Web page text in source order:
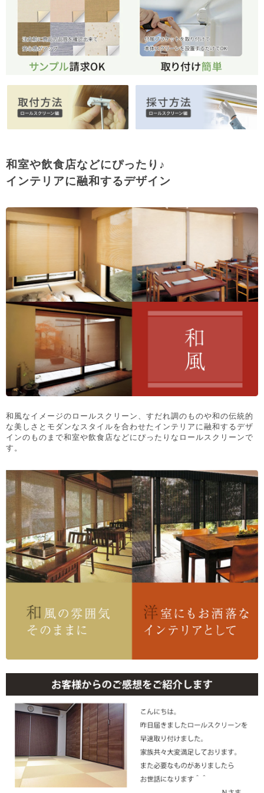
和室や飲食店などにぴったり♪
インテリアに融和するデザイン
和風なイメージのロールスクリーン、すだれ調のものや和の伝統的
な美しさとモダンなスタイルを合わせたインテリアに融和するデザ
インのものまで和室や飲食店などにぴったりなロールスクリーンで
す。